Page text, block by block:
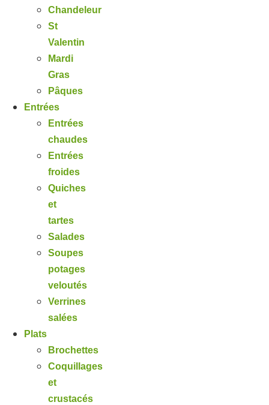
Chandeleur
St
Valentin
Mardi
Gras
Pâques
Entrées
Entrées
chaudes
Entrées
froides
Quiches
et
tartes
Salades
Soupes
potages
veloutés
Verrines
salées
Plats
Brochettes
Coquillages
et
crustacés